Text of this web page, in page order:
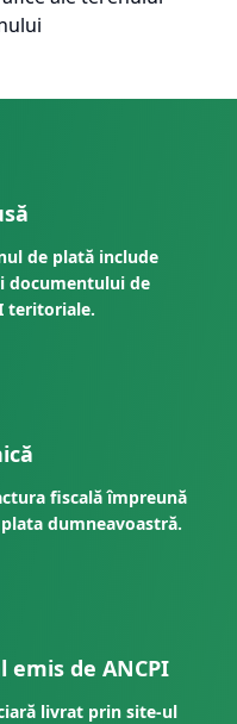
de plată include
documentului de
teritoriale.
fiscală împreună
dumneavoastră.
de ANCPI
livrat prin site-ul